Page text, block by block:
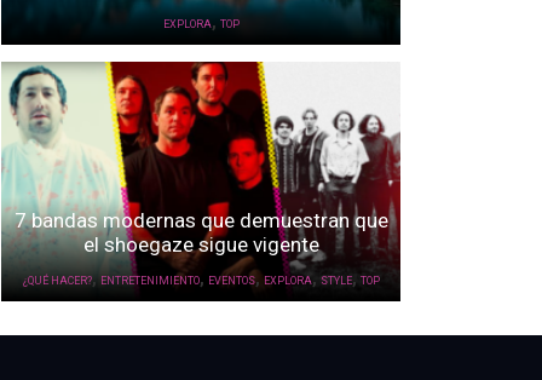
EXPLORA, TOP
7 bandas modernas que demuestran que
el shoegaze sigue vigente
¿QUÉ HACER?, ENTRETENIMIENTO, EVENTOS,EXPLORA, STYLE, TOP